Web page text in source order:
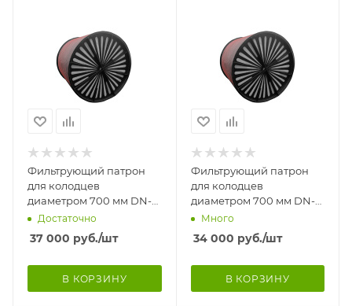
Фильтрующий патрон
для колодцев
диаметром 700 мм DN-
580 мм, Н-1800 мм.
Патрон комплектуется
полимерн
Достаточно
37 000 руб./шт
В КОРЗИНУ
Фильтрующий патрон
для колодцев
диаметром 700 мм DN-
580 мм, Н-1200 мм.
Патрон комплектуется
полимер
Много
34 000 руб./шт
В КОРЗИНУ